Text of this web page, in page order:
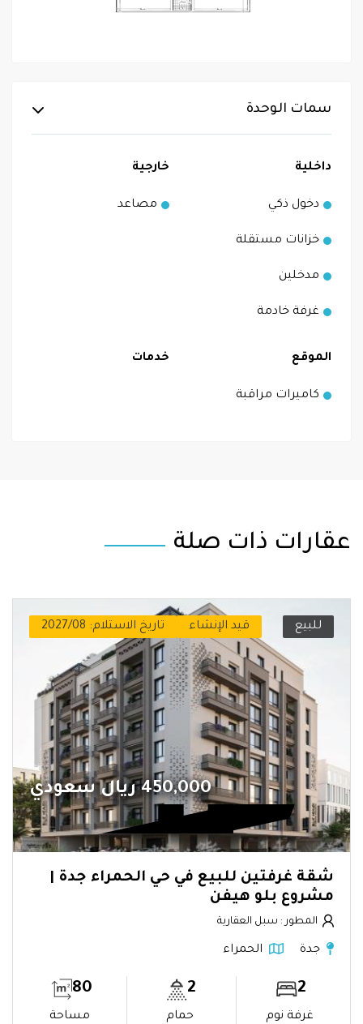
سمات الوحدة
داخلية
دخول ذكي
خزانات مستقلة
مدخلين
غرفة خادمة
خارجية
مصاعد
الموقع
كاميرات مراقبة
خدمات
عقارات ذات صلة
للبيع قيد الإنشاء تاريخ الاستلام: 2027/08
450,000 ريال سعودي
شقة غرفتين للبيع في حي الحمراء جدة |
مشروع بلو هيفن
المطور : سبل العقارية
جدة الحمراء
2
غرفة نوم
2
حمام
80
مساحة